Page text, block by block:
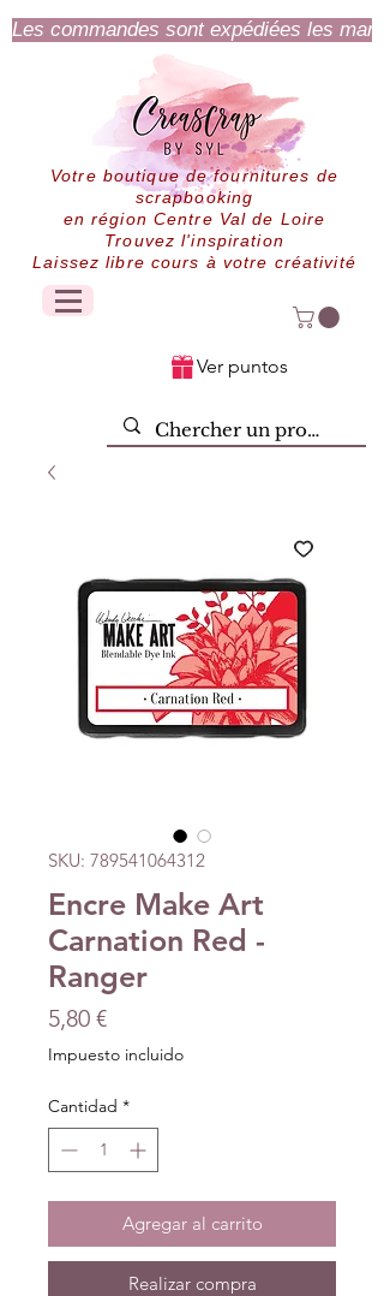
Les commandes sont expédiées les
Votre boutique de fournitures de
scrapbooking
en région Centre Val de Loire
Trouvez l'inspiration
Laissez libre cours à votre créativité
Ver puntos
SKU: 789541064312
Encre Make Art
Carnation Red -
Ranger
5,80 €Precio
Impuesto incluido
Cantidad *
Agregar al carrito
Realizar compra